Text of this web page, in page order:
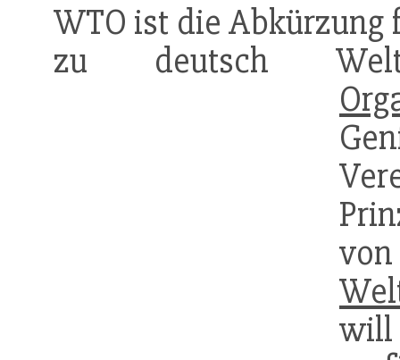
WTO ist die
zu deutsch
will